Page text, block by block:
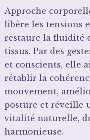
Approche
libère les tensions
restaure la fluidité
tissus. Par des
et conscients, elle
rétablir la
mouvement,
posture et réveille
vitalité naturelle,
harmonieuse.